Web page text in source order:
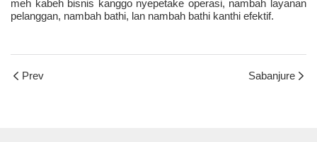
meh kabeh bisnis kanggo nyepetake operasi, nambah layanan
Prev Sabanjure